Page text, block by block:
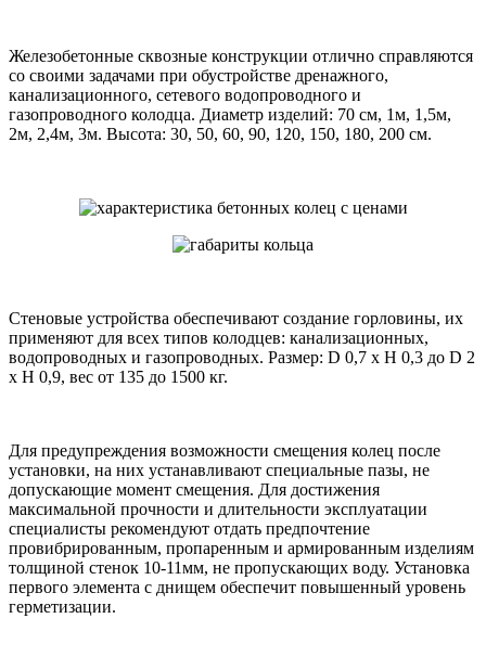
Железобетонные сквозные конструкции отлично справляются
со своими задачами при обустройстве дренажного,
канализационного, сетевого водопроводного и
газопроводного колодца. Диаметр изделий: 70 см, 1м, 1,5м,
2м, 2,4м, 3м. Высота: 30, 50, 60, 90, 120, 150, 180, 200 см.
Стеновые устройства обеспечивают создание горловины, их
применяют для всех типов колодцев: канализационных,
водопроводных и газопроводных. Размер: D 0,7 x H 0,3 до D 2
x H 0,9, вес от 135 до 1500 кг.
Для предупреждения возможности смещения колец после
установки, на них устанавливают специальные пазы, не
допускающие момент смещения. Для достижения
максимальной прочности и длительности эксплуатации
специалисты рекомендуют отдать предпочтение
провибрированным, пропаренным и армированным изделиям
толщиной стенок 10-11мм, не пропускающих воду. Установка
первого элемента с днищем обеспечит повышенный уровень
герметизации.